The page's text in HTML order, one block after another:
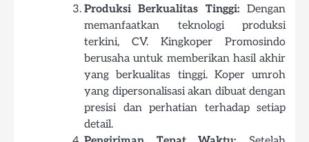
Produksi Berkualitas Tinggi: Dengan
memanfaatkan teknologi produksi
terkini, CV. Kingkoper Promosindo
berusaha untuk memberikan hasil akhir
yang berkualitas tinggi. Koper umroh
yang dipersonalisasi akan dibuat dengan
presisi dan perhatian terhadap setiap
detail.